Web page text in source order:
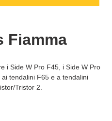
Fiamma
i Side W Pro F45, i Side W Pro
tendalini F65 e a tendalini
Tristor 2.